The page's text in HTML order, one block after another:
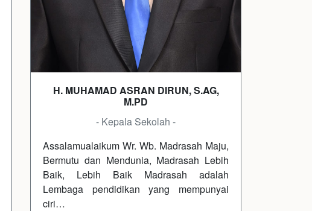
H. MUHAMAD ASRAN DIRUN, S.AG,
M.PD
- Kepala Sekolah -
Assalamualaikum Wr. Wb. Madrasah Maju,
Bermutu dan Mendunia, Madrasah Lebih
Baik, Lebih Baik Madrasah adalah
Lembaga pendidikan yang mempunyai
ciri…